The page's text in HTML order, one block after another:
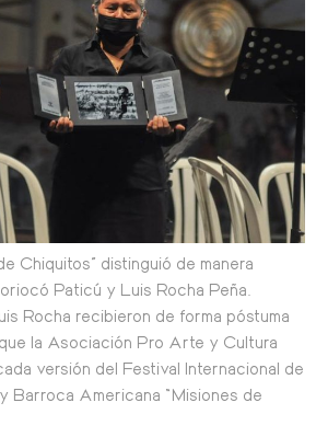
Chiquitos” distinguió de manera
Paticú y Luis Rocha Peña.
Rocha recibieron de forma póstuma
la Asociación Pro Arte y Cultura
versión del Festival Internacional de
Barroca Americana “Misiones de